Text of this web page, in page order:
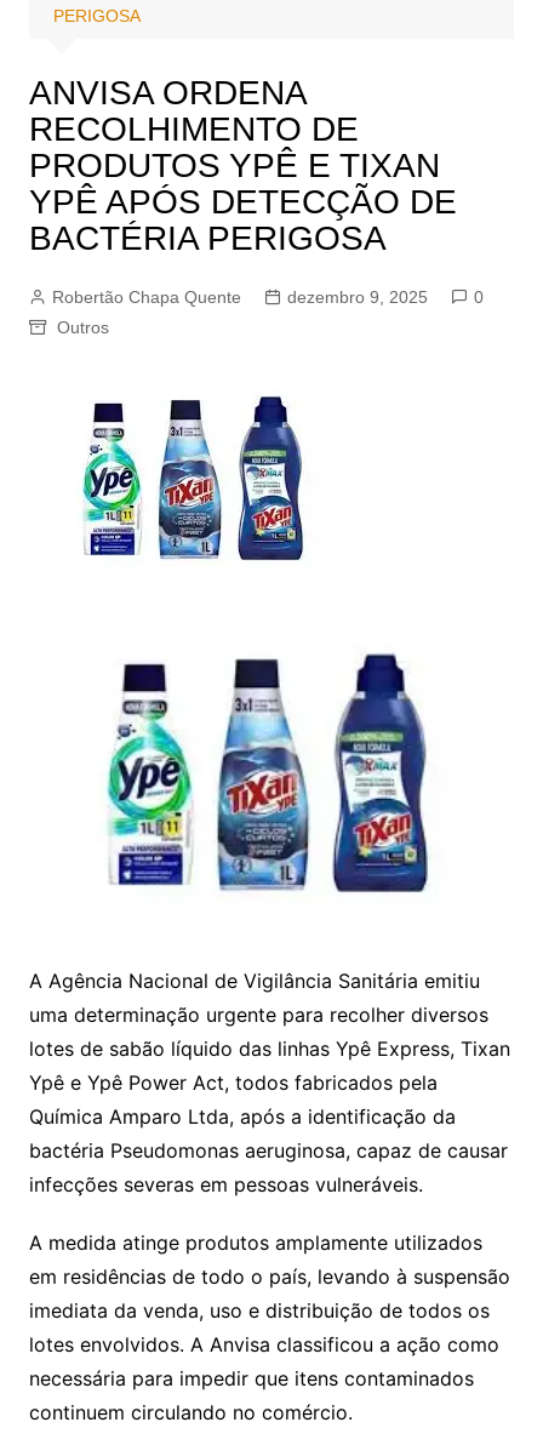
PERIGOSA
ANVISA ORDENA
RECOLHIMENTO DE
PRODUTOS YPÊ E TIXAN
YPÊ APÓS DETECÇÃO DE
BACTÉRIA PERIGOSA
Robertão Chapa Quente dezembro 9, 2025
0
Outros
A Agência Nacional de Vigilância Sanitária emitiu
uma determinação urgente para recolher diversos
lotes de sabão líquido das linhas Ypê Express, Tixan
Ypê e Ypê Power Act, todos fabricados pela
Química Amparo Ltda, após a identificação da
bactéria Pseudomonas aeruginosa, capaz de causar
infecções severas em pessoas vulneráveis.
A medida atinge produtos amplamente utilizados
em residências de todo o país, levando à suspensão
imediata da venda, uso e distribuição de todos os
lotes envolvidos. A Anvisa classificou a ação como
necessária para impedir que itens contaminados
continuem circulando no comércio.